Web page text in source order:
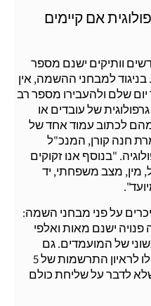
אם קיימים
וותיקים ישנם מספר
בניגוד למבחני ההשמה, אין
שלם ולהעבירו מספר רב
של עובדים או
לכתוב עמוד אחד של
חנה קורן, המנכ"ל
"בנוסף אנו זקוקים
מין, מצב משפחתי, יד
על פני מבחני השמה:
ישנם מאות ואלפי
של המועמדים. גם
הזמנתם של כל המועמדים, אפילו לראיון התרשמות של 5
לדבר על שליחת כולם